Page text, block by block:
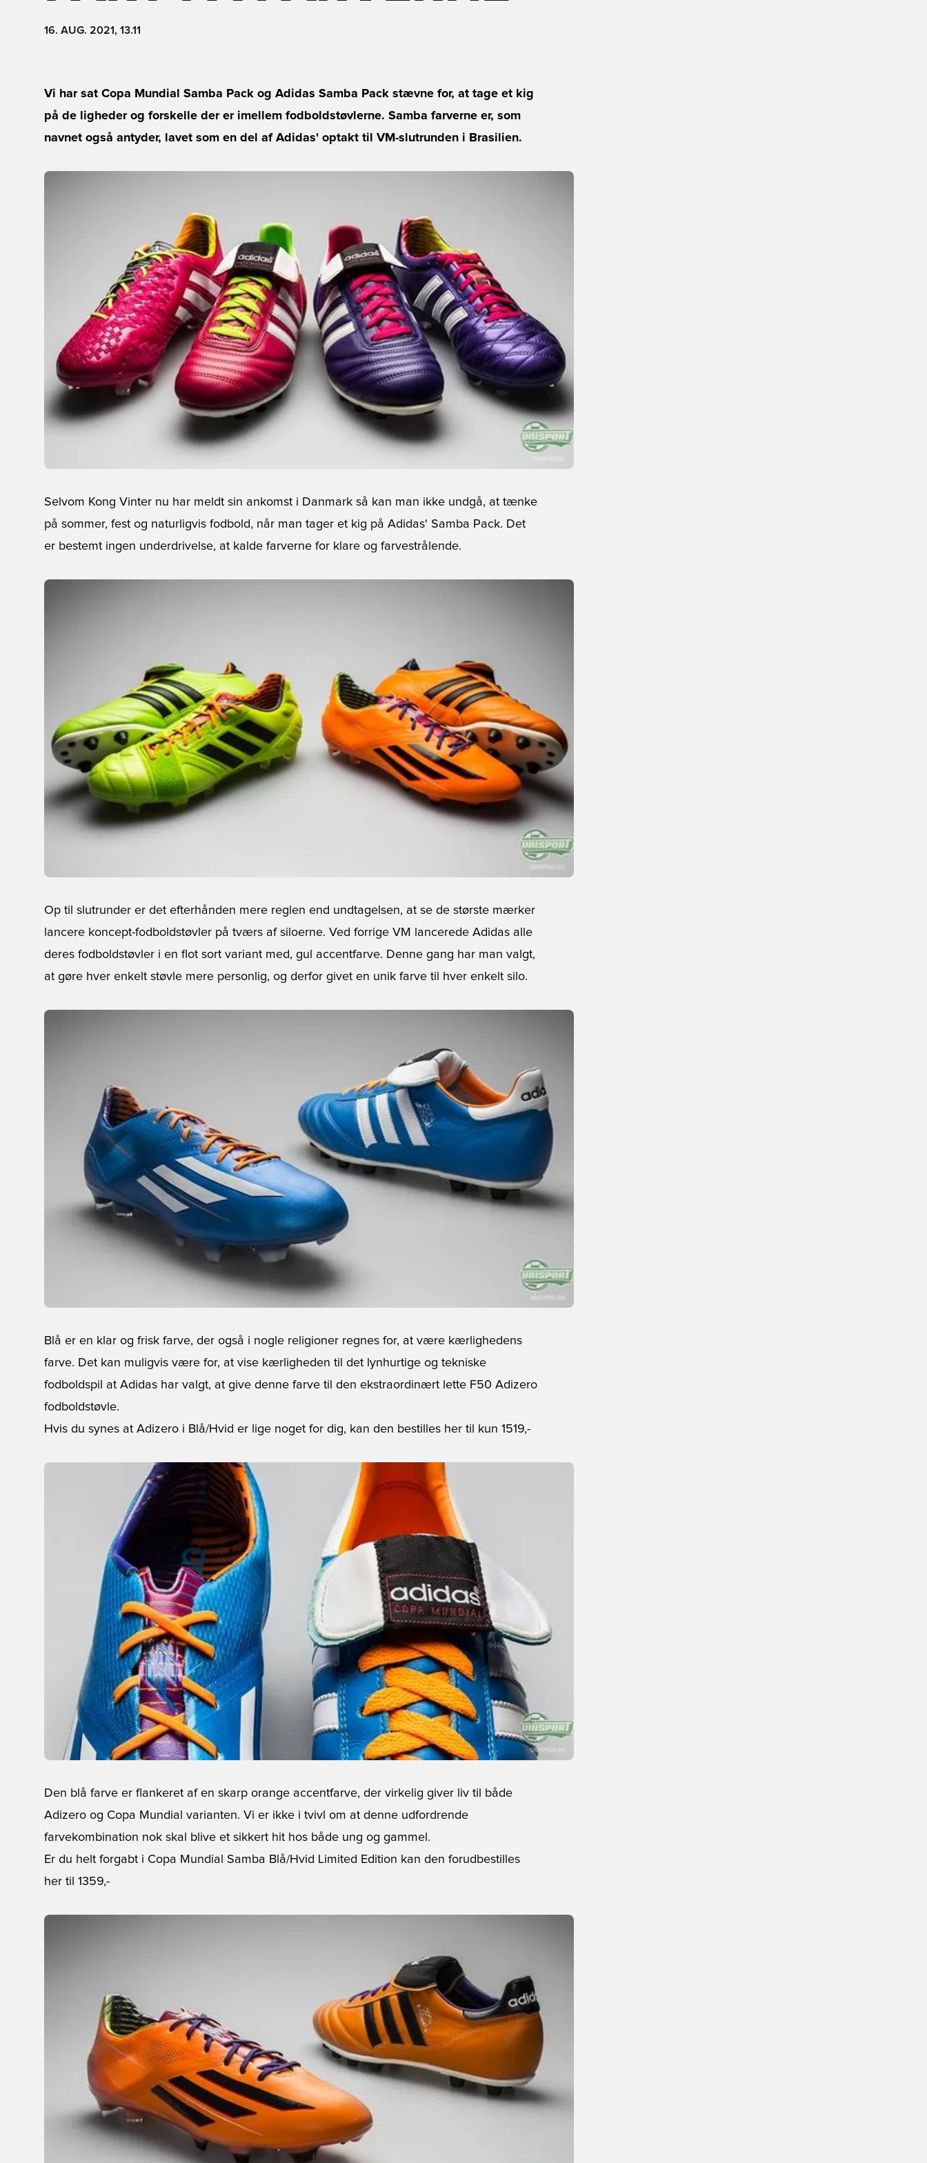
16. AUG. 2021, 13.11
Vi har sat Copa Mundial Samba Pack og Adidas Samba Pack stævne for, at tage et kig
på de ligheder og forskelle der er imellem fodboldstøvlerne. Samba farverne er, som
navnet også antyder, lavet som en del af Adidas' optakt til VM-slutrunden i Brasilien.
Selvom Kong Vinter nu har meldt sin ankomst i Danmark så kan man ikke undgå, at tænke
på sommer, fest og naturligvis fodbold, når man tager et kig på Adidas' Samba Pack. Det
er bestemt ingen underdrivelse, at kalde farverne for klare og farvestrålende.
Op til slutrunder er det efterhånden mere reglen end undtagelsen, at se de største mærker
lancere koncept-fodboldstøvler på tværs af siloerne. Ved forrige VM lancerede Adidas alle
deres fodboldstøvler i en flot sort variant med, gul accentfarve. Denne gang har man valgt,
at gøre hver enkelt støvle mere personlig, og derfor givet en unik farve til hver enkelt silo.
Blå er en klar og frisk farve, der også i nogle religioner regnes for, at være kærlighedens
farve. Det kan muligvis være for, at vise kærligheden til det lynhurtige og tekniske
fodboldspil at Adidas har valgt, at give denne farve til den ekstraordinært lette F50 Adizero
fodboldstøvle.
Hvis du synes at Adizero i Blå/Hvid er lige noget for dig, kan den bestilles her til kun 1519,-
Den blå farve er flankeret af en skarp orange accentfarve, der virkelig giver liv til både
Adizero og Copa Mundial varianten. Vi er ikke i tvivl om at denne udfordrende
farvekombination nok skal blive et sikkert hit hos både ung og gammel.
Er du helt forgabt i Copa Mundial Samba Blå/Hvid Limited Edition kan den forudbestilles
her til 1359,-